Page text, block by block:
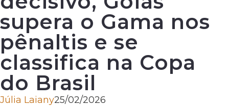
supera o Gama nos
pênaltis e se
classifica na Copa
do Brasil
Júlia Laiany25/02/2026